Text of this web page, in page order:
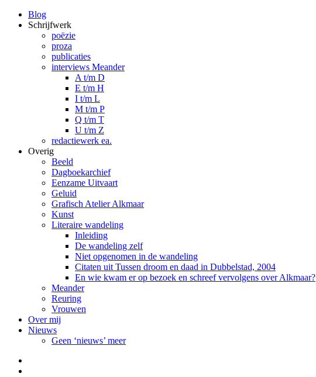
Blog
Schrijfwerk
poëzie
proza
publicaties
interviews Meander
A t/m D
E t/m H
I t/m L
M t/m P
Q t/m T
U t/m Z
redactiewerk ea.
Overig
Beeld
Dagboekarchief
Eenzame Uitvaart
Geluid
Grafisch Atelier Alkmaar
Kunst
Literaire wandeling
Inleiding
De wandeling zelf
Niet opgenomen in de wandeling
Citaten uit Tussen droom en daad in Dubbelstad, 2004
En wie kwam er op bezoek en schreef vervolgens over Alkmaar?
Meander
Reuring
Vrouwen
Over mij
Nieuws
Geen ‘nieuws’ meer